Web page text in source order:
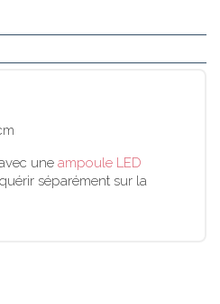
une ampoule LED
séparément sur la